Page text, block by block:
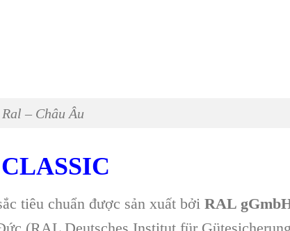
– Châu Âu
tiêu chuẩn được sản xuất bởi RAL